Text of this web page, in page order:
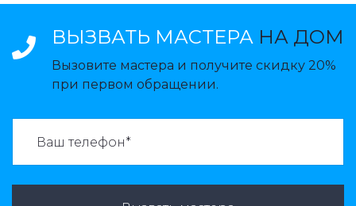
ВЫЗВАТЬ МАСТЕРА НА ДОМ
Вызовите мастера и получите скидку 20%
при первом обращении.